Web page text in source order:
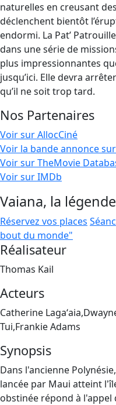
naturelles en creusant
déclenchent bientôt
endormi. La Pat’
dans une série de
plus impressionnantes
jusqu’ici. Elle devra
qu’il ne soit trop tard.
Nos Partenaires
Voir sur AllocCiné
Voir la bande annonce
Voir sur TheMovie
Voir sur IMDb
Vaiana, la
Réservez vos places
bout du monde"
Réalisateur
Thomas Kail
Acteurs
Catherine
Tui,Frankie Adams
Synopsis
Dans l'ancienne
lancée par Maui atteint
obstinée répond à l'appel